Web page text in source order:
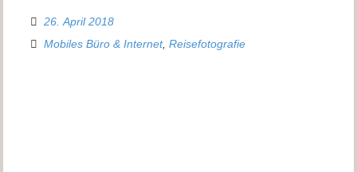
26. April 2018
Mobiles Büro & Internet,Reisefotografie